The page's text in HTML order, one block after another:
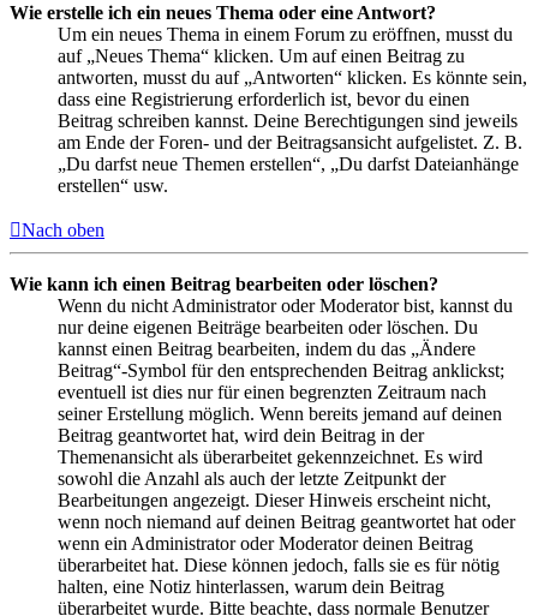
Wie erstelle ich ein neues Thema oder eine Antwort?
Um ein neues Thema in einem Forum zu eröffnen, musst du
auf „Neues Thema“ klicken. Um auf einen Beitrag zu
antworten, musst du auf „Antworten“ klicken. Es könnte sein,
dass eine Registrierung erforderlich ist, bevor du einen
Beitrag schreiben kannst. Deine Berechtigungen sind jeweils
am Ende der Foren- und der Beitragsansicht aufgelistet. Z. B.
„Du darfst neue Themen erstellen“, „Du darfst Dateianhänge
erstellen“ usw.
Nach oben
Wie kann ich einen Beitrag bearbeiten oder löschen?
Wenn du nicht Administrator oder Moderator bist, kannst du
nur deine eigenen Beiträge bearbeiten oder löschen. Du
kannst einen Beitrag bearbeiten, indem du das „Ändere
Beitrag“-Symbol für den entsprechenden Beitrag anklickst;
eventuell ist dies nur für einen begrenzten Zeitraum nach
seiner Erstellung möglich. Wenn bereits jemand auf deinen
Beitrag geantwortet hat, wird dein Beitrag in der
Themenansicht als überarbeitet gekennzeichnet. Es wird
sowohl die Anzahl als auch der letzte Zeitpunkt der
Bearbeitungen angezeigt. Dieser Hinweis erscheint nicht,
wenn noch niemand auf deinen Beitrag geantwortet hat oder
wenn ein Administrator oder Moderator deinen Beitrag
überarbeitet hat. Diese können jedoch, falls sie es für nötig
halten, eine Notiz hinterlassen, warum dein Beitrag
überarbeitet wurde. Bitte beachte, dass normale Benutzer